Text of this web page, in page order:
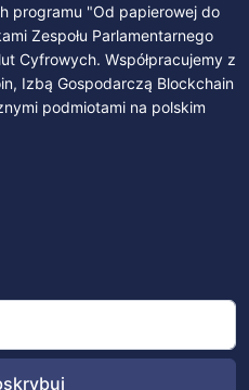
programu "Od papierowej do
Zespołu Parlamentarnego
Cyfrowych. Współpracujemy z
Izbą Gospodarczą Blockchain
podmiotami na polskim